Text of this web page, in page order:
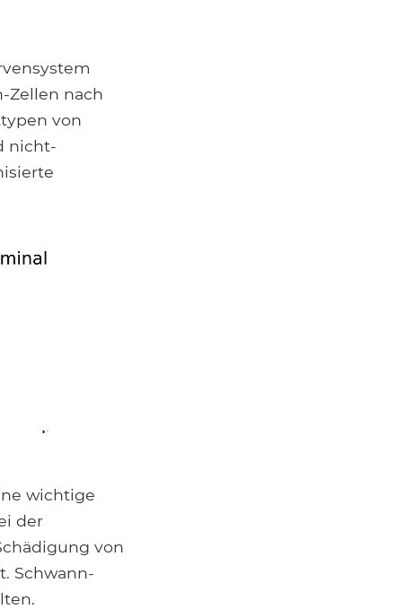
Zellen nach
von
nicht-
wichtige
der
von
Schwann-